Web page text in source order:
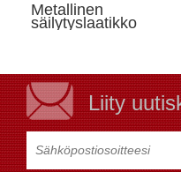
Metallinen
säilytyslaatikko
Liity